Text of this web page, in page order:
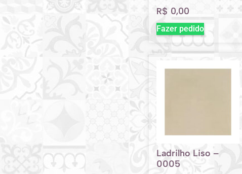
R$ 0,00
Fazer pedido
Ladrilho Liso –
0005